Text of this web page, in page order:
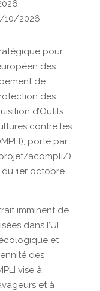
10/2026
pour
des
de
des
d’Outils
contre les
porté par
projet/acompli/),
1er octobre
imminent de
dans l’UE,
et
des
vise à
et à